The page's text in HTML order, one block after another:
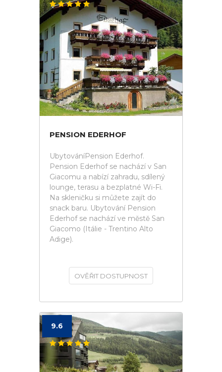
PENSION EDERHOF
UbytováníPension Ederhof.
Pension Ederhof se nachází v San
Giacomu a nabízí zahradu, sdílený
lounge, terasu a bezplatné Wi-Fi.
Na skleničku si můžete zajít do
snack baru. Ubytování Pension
Ederhof se nachází ve městě San
Giacomo (Itálie - Trentino Alto
Adige).
OVĚŘIT DOSTUPNOST
9.6